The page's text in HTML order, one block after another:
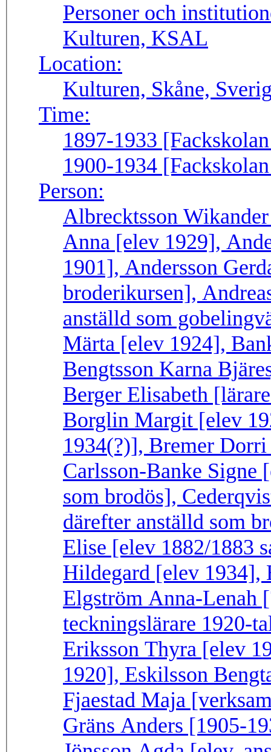
Personer och
Kulturen, KSAL
Location:
Kulturen, Skåne,
Time:
1897-1933
1900-1934
Person:
Albrecktsson
Anna [elev 1929],
1901], Andersson
broderikursen],
anställd som
Märta [elev 1924],
Bengtsson Karna
Berger Elisabeth
Borglin Margit [elev
1934(?)], Bremer
Carlsson-Banke Signe
som brodös],
därefter anställd som
Elise [elev 1882/1883
Hildegard [elev 1934],
Elgström Anna-Lenah
teckningslärare 1920-
Eriksson Thyra [elev
1920], Eskilsson
Fjaestad Maja
Gräns Anders [1905-